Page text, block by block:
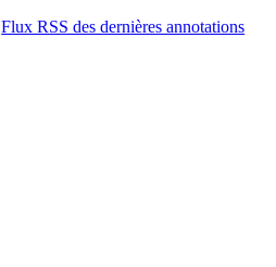
Flux RSS des dernières annotations